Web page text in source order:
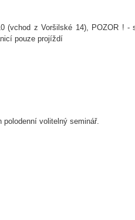
(vchod z Voršilské 14), POZOR ! -
pouze projíždí
volitelný seminář.